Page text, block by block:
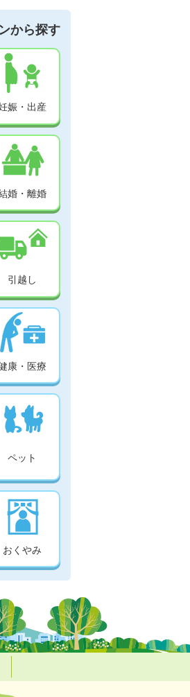
から探す
娠・出産
婚・離婚
引越し
康・医療
ペット
おくやみ